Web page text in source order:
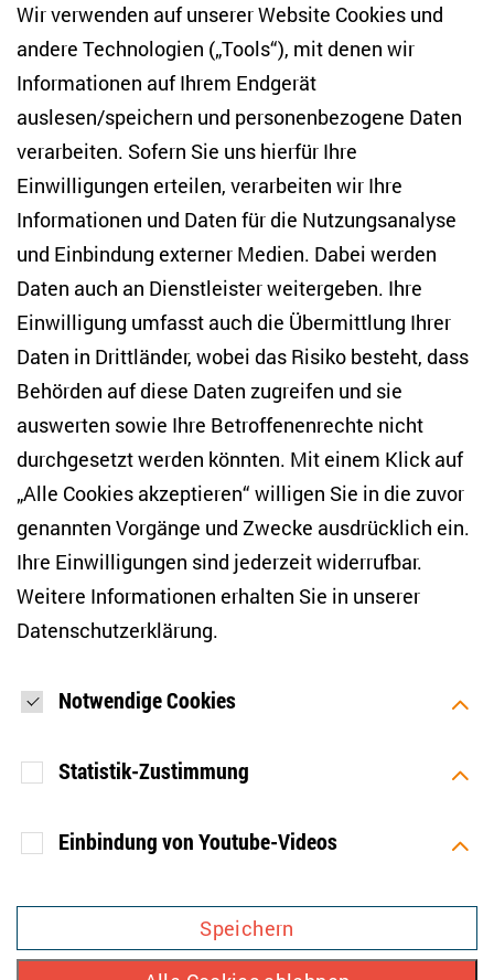
Gegründet als Preußische Akademie der
Wissenschaften blickt die BBAW auf eine 325-
jährige Tradition zurück. Heute stehen die
geisteswissenschaftliche und die interdisziplinäre
Forschung sowie der Dialog zwischen Wissenschaft
und Öffentlichkeit im Zentrum der Arbeit. Die
Forschung umfasst neben den Akademievorhaben
auch eine Vielzahl verschiedener
Drittmittelprojekte. In interdisziplinären
Arbeitsgruppen engagieren sich die Mitglieder
außerdem in der Politik- und
Gesellschaftsberatung.
Teilen
BlueskyLinkedInFacebook
BlueskyLinkedinFacebookMastodonYouTube
IMPRESSUM
Wir verwenden auf unserer Website Cookies und
andere Technologien („Tools“), mit denen wir
Informationen auf Ihrem Endgerät
auslesen/speichern und personenbezogene Daten
verarbeiten. Sofern Sie uns hierfür Ihre
Einwilligungen erteilen, verarbeiten wir Ihre
Informationen und Daten für die Nutzungsanalyse
und Einbindung externer Medien. Dabei werden
Daten auch an Dienstleister weitergeben. Ihre
Einwilligung umfasst auch die Übermittlung Ihrer
Daten in Drittländer, wobei das Risiko besteht, dass
Behörden auf diese Daten zugreifen und sie
auswerten sowie Ihre Betroffenenrechte nicht
durchgesetzt werden könnten. Mit einem Klick auf
„Alle Cookies akzeptieren“ willigen Sie in die zuvor
genannten Vorgänge und Zwecke ausdrücklich ein.
Ihre Einwilligungen sind jederzeit widerrufbar.
Weitere Informationen erhalten Sie in unserer
Datenschutzerklärung.
Notwendige Cookies
auch die Ablehnung zur
Verwendung weiterer Cookies.
Statistik-Zustimmung
Einbindung von Youtube-Videos
Speichern